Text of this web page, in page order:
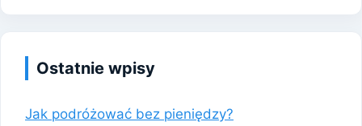
Ostatnie wpisy
Jak podróżować bez pieniędzy?